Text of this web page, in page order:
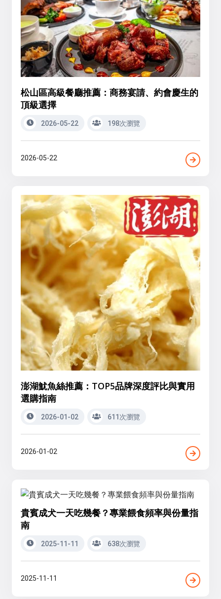
松山區高級餐廳推薦：商務宴請、約會慶生的
頂級選擇
2026-05-22 198次瀏覽
2026-05-22
澎湖魷魚絲推薦：TOP5品牌深度評比與實用
選購指南
2026-01-02 611次瀏覽
2026-01-02
貴賓成犬一天吃幾餐？專業餵食頻率與份量指
南
2025-11-11 638次瀏覽
2025-11-11